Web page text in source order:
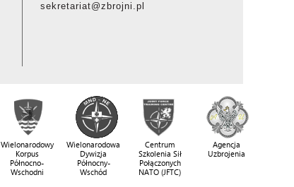
sekretariat@zbrojni.pl
Wielonarodowy
Korpus
Północno-
Wschodni
Wielonarodowa
Dywizja
Północny-
Wschód
Centrum
Szkolenia Sił
Połączonych
NATO (JFTC)
Agencja
Uzbrojenia